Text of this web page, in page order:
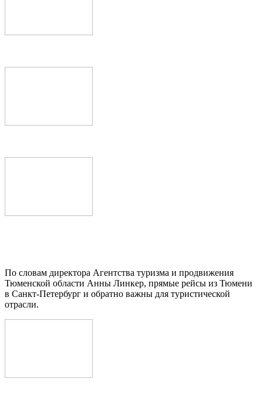
По словам директора Агентства туризма и продвижения
Тюменской области Анны Линкер, прямые рейсы из Тюмени
в Санкт-Петербург и обратно важны для туристической
отрасли.